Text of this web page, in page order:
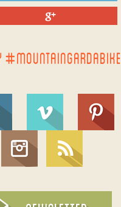
#MOUNTAINGARDABIKE